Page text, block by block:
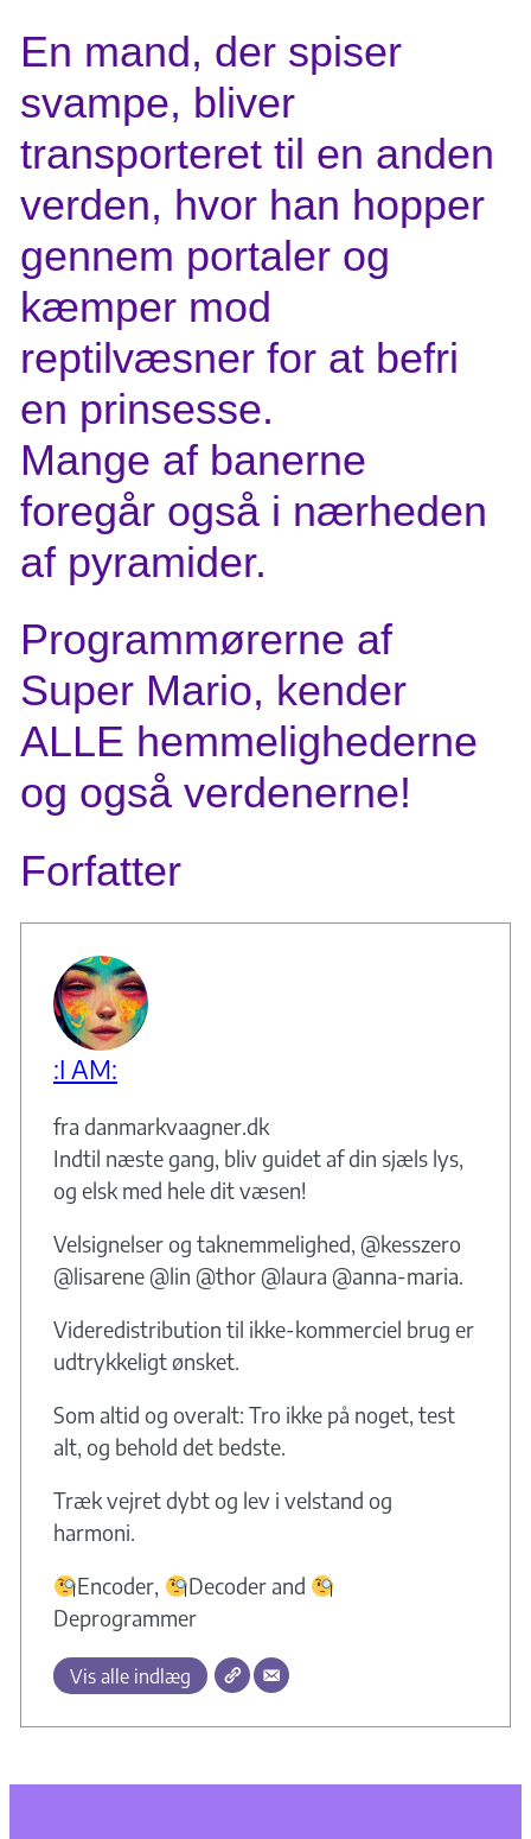
En mand, der spiser
svampe, bliver
transporteret til en anden
verden, hvor han hopper
gennem portaler og
kæmper mod
reptilvæsner for at befri
en prinsesse.
Mange af banerne
foregår også i nærheden
af pyramider.
Programmørerne af
Super Mario, kender
ALLE hemmelighederne
og også verdenerne!
Forfatter
:I AM:
fra danmarkvaagner.dk
Indtil næste gang, bliv guidet af din sjæls lys,
og elsk med hele dit væsen!
Velsignelser og taknemmelighed, @kesszero
@lisarene @lin @thor @laura @anna-maria.
Videredistribution til ikke-kommerciel brug er
udtrykkeligt ønsket.
Som altid og overalt: Tro ikke på noget, test
alt, og behold det bedste.
Træk vejret dybt og lev i velstand og
harmoni.
Encoder,
Decoder and
Deprogrammer
Vis alle indlæg